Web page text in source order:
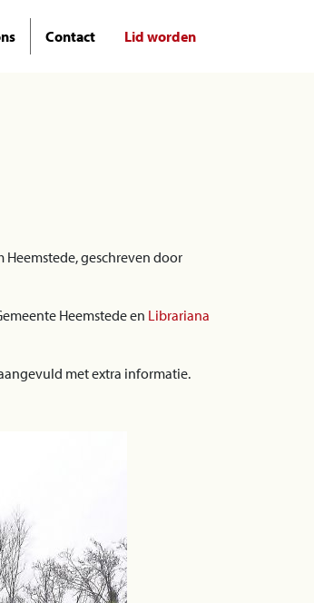
Contact Lid worden
geschreven door
Heemstede en Librariana
met extra informatie.